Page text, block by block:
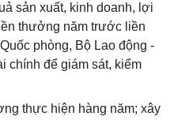
sản xuất, kinh doanh, lợi
thưởng năm trước liền
phòng, Bộ Lao động -
chính để giám sát, kiểm
thực hiện hàng năm; xây